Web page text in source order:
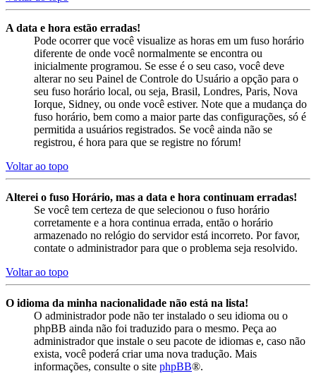
A data e hora estão erradas!
Pode ocorrer que você visualize as horas em um fuso horário
diferente de onde você normalmente se encontra ou
inicialmente programou. Se esse é o seu caso, você deve
alterar no seu Painel de Controle do Usuário a opção para o
seu fuso horário local, ou seja, Brasil, Londres, Paris, Nova
Iorque, Sidney, ou onde você estiver. Note que a mudança do
fuso horário, bem como a maior parte das configurações, só é
permitida a usuários registrados. Se você ainda não se
registrou, é hora para que se registre no fórum!
Voltar ao topo
Alterei o fuso Horário, mas a data e hora continuam erradas!
Se você tem certeza de que selecionou o fuso horário
corretamente e a hora continua errada, então o horário
armazenado no relógio do servidor está incorreto. Por favor,
contate o administrador para que o problema seja resolvido.
Voltar ao topo
O idioma da minha nacionalidade não está na lista!
O administrador pode não ter instalado o seu idioma ou o
phpBB ainda não foi traduzido para o mesmo. Peça ao
administrador que instale o seu pacote de idiomas e, caso não
exista, você poderá criar uma nova tradução. Mais
informações, consulte o site phpBB®.